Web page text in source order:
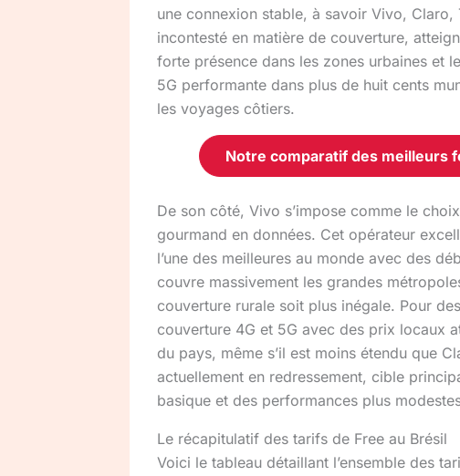
une connexion stable, à savoir Vivo, Claro,
incontesté en matière de couverture,
forte présence dans les zones urbaines et
5G performante dans plus de huit cents
les voyages côtiers.
Notre comparatif des meilleurs
De son côté, Vivo s’impose comme le
gourmand en données. Cet opérateur
l’une des meilleures au monde avec des
couvre massivement les grandes
couverture rurale soit plus inégale. Pour
couverture 4G et 5G avec des prix locaux
du pays, même s’il est moins étendu que
actuellement en redressement, cible
basique et des performances plus
Le récapitulatif des tarifs de Free au Brésil
Voici le tableau détaillant l’ensemble des